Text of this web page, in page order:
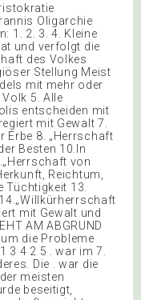
Oligarchie
1. 2. 3. 4. Kleine
und verfolgt die
des Volkes
Stellung Meist
mit mehr oder
5. Alle
entscheiden mit
mit Gewalt 7.
Erbe 8. „Herrschaft
Besten 10.In
von
Reichtum,
13.
mit Gewalt und
AM ABGRUND
die Probleme
3 4 2 5 . war im 7.
Die . war die
meisten
beseitigt,